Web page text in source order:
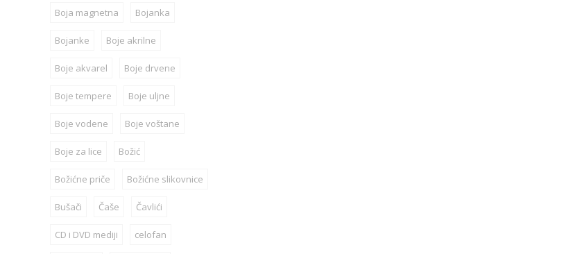
Boja magnetna Bojanka
Bojanke Boje akrilne
Boje akvarel Boje drvene
Boje tempere Boje uljne
Boje vodene Boje voštane
Boje za lice Božić
Božićne priče Božićne slikovnice
Bušači Čaše Čavlići
CD i DVD mediji celofan